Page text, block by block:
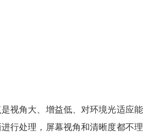
视角大、增益低、对环境光适应
行处理，屏幕视角和清晰度都不